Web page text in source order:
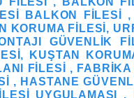
BALKON FILESI
FILESI,
GÜVENLIK
KUŞTAN
FILESI ,
, HASTANE
UYGULAMASI ,